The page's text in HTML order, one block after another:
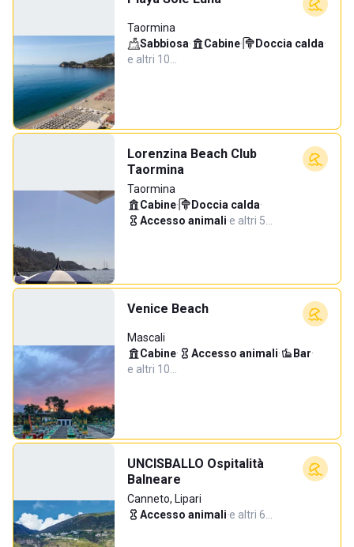
Taormina
Sabbiosa· Cabine· Doccia calda·
e altri 10…
Lorenzina Beach Club
Taormina
Taormina
Cabine· Doccia calda·
Accesso animali·e altri 5…
Venice Beach
Mascali
Cabine· Accesso animali· Bar·
e altri 10…
UNCISBALLO Ospitalità
Balneare
Canneto, Lipari
Accesso animali·e altri 6…